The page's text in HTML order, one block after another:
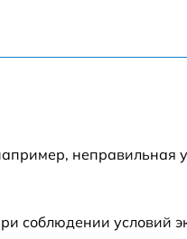
неправильная
соблюдении условий